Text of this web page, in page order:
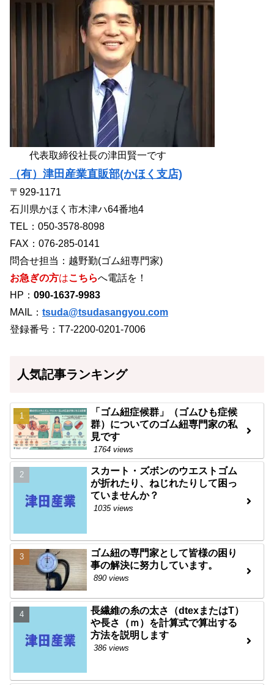
代表取締役社長の津田賢一です
（有）津田産業直販部(かほく支店)
〒929-1171
石川県かほく市木津ハ64番地4
TEL：050-3578-8098
FAX：076-285-0141
問合せ担当：越野勤(ゴム紐専門家)
お急ぎの方はこちらへ電話を！
HP： 090-1637-9983
MAIL： tsuda@tsudasangyou.com
登録番号：T7-2200-0201-7006
人気記事ランキング
「ゴム紐症候群」（ゴムひも症候
群）についてのゴム紐専門家の私
見です
1764 views
スカート・ズボンのウエストゴム
が折れたり、ねじれたりして困っ
ていませんか？
1035 views
ゴム紐の専門家として皆様の困り
事の解決に努力しています。
890 views
長繊維の糸の太さ（dtexまたはT）
や長さ（ｍ）を計算式で算出する
方法を説明します
386 views